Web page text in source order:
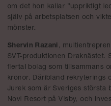
om det hon kallar ”uppriktigt
själv på arbetsplatsen och
mönster.
Shervin Razani ,
SVT-produktionen Draknästet.
flertal bolag som tillsammans
kronor. Däribland rekryterings
Jurek som är Sveriges största
Novi Resort på Visby, och